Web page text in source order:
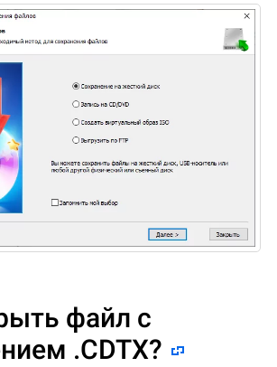
файл с
.CDTX?